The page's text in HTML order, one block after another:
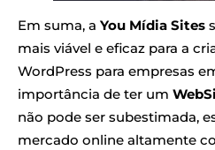
Em suma, a You Mídia Sites
mais viável e eficaz para a
WordPress para empresas
importância de ter um
não pode ser subestimada,
mercado online altamente